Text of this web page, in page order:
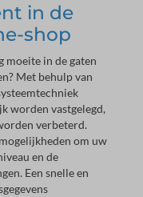
in de
shop
in de gaten
Met behulp van
worden vastgelegd,
verbeterd.
om uw
en de
Een snelle en